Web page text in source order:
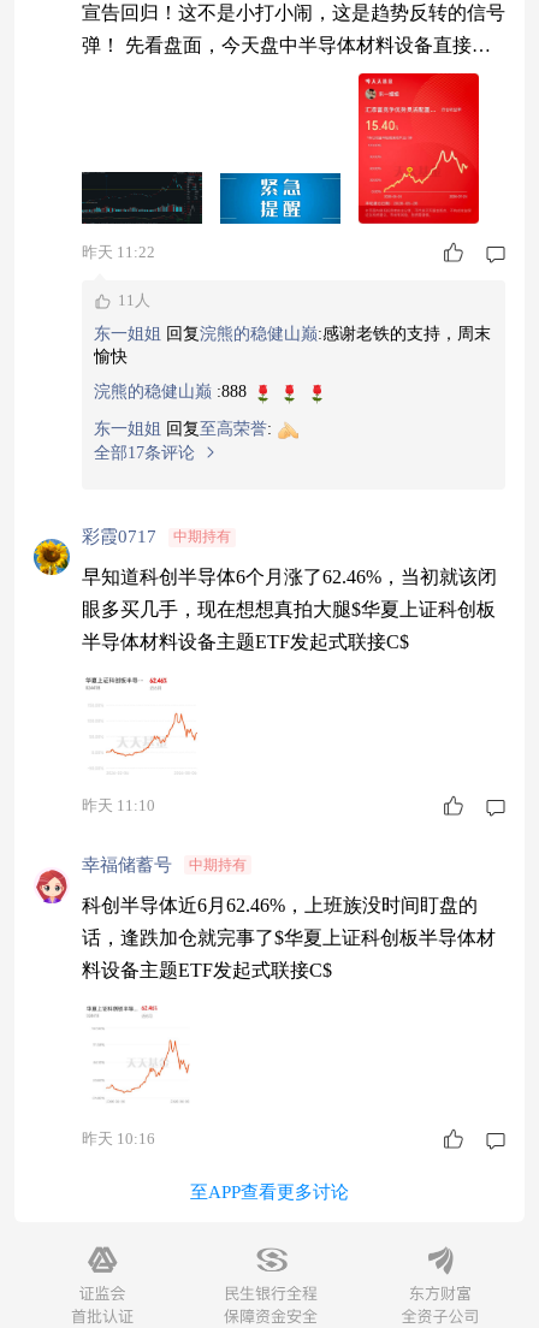
宣告回归！这不是小打小闹，这是趋势反转的信号
弹！ 先看盘面，今天盘中半导体材料设备直接怒
涨超3%，日K线强势上穿60日均线压力位，MAC
D拐头金叉就在眼前。懂技术的人都知道，60日线
是中期生命线，一旦站稳，多头趋势彻底打开，前
方目标直指前高！这一波，不是反弹，是王者归来
的主升浪！ 再看消息面，两件大事正在重塑全球
半导体格局。第一件，特朗普8月6日签署行政
昨天 11:22
11人
东一姐姐 回复浣熊的稳健山巅:感谢老铁的支持，周末
愉快
浣熊的稳健山巅 :888
东一姐姐 回复至高荣誉:
全部17条评论
彩霞0717 中期持有
早知道科创半导体6个月涨了62.46%，当初就该闭
眼多买几手，现在想想真拍大腿$华夏上证科创板
半导体材料设备主题ETF发起式联接C$
昨天 11:10
幸福储蓄号 中期持有
科创半导体近6月62.46%，上班族没时间盯盘的
话，逢跌加仓就完事了$华夏上证科创板半导体材
料设备主题ETF发起式联接C$
昨天 10:16
至APP查看更多讨论